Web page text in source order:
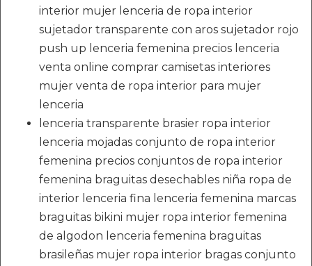
interior mujer lenceria de ropa interior
sujetador transparente con aros sujetador rojo
push up lenceria femenina precios lenceria
venta online comprar camisetas interiores
mujer venta de ropa interior para mujer
lenceria
lenceria transparente brasier ropa interior
lenceria mojadas conjunto de ropa interior
femenina precios conjuntos de ropa interior
femenina braguitas desechables niña ropa de
interior lenceria fina lenceria femenina marcas
braguitas bikini mujer ropa interior femenina
de algodon lenceria femenina braguitas
brasileñas mujer ropa interior bragas conjunto